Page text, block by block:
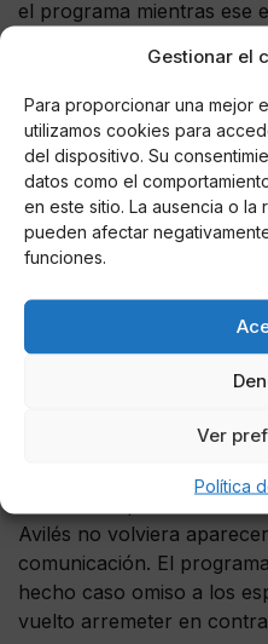
Gestionar el
Para proporcionar una mejor
utilizamos cookies para
del dispositivo. Su
datos como el
en este sitio. La ausencia o la
pueden afectar
funciones.
Ver
Política
el programa mientras ese
seguidores habituales de
tiene la presentadora y la
permitir que un mentiroso
periodista", aseguraban
director y a la
recordar que hace
Mediaset la desaparición
cadena parece haber
Las redes
pidiendo la
todos los
Estos eran algunos de los
escasos días en la red
Avilés no volviera
comunicación. El
hecho caso omiso a los
vuelto arremeter en